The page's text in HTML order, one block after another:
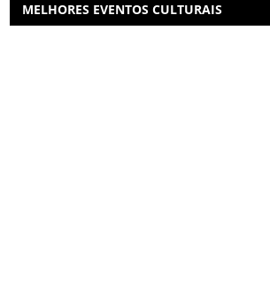
MELHORES EVENTOS CULTURAIS